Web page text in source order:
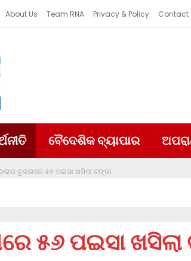
About Us Team RNA Privacy & Policy Contact
ବୈଦେଶିକ ବ୍ୟାପାର
ତୁଳନାରେ ୫୬ ପଇସା ଖସିଲା ଟଙ୍କା
୫୬ ପଇସା ଖସିଲା